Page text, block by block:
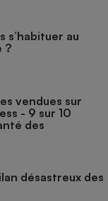
s’habituer au
?
vendues sur
- 9 sur 10
des
désastreux des